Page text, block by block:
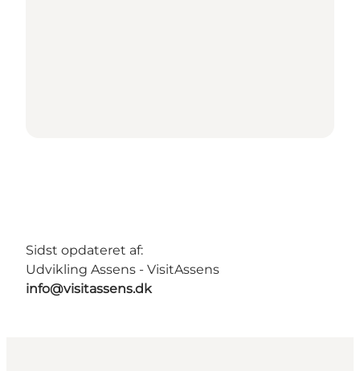
Sidst opdateret af:
Udvikling Assens - VisitAssens
info@visitassens.dk